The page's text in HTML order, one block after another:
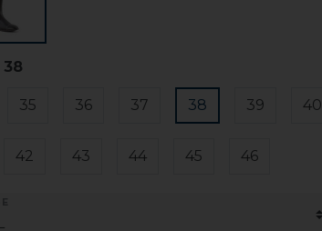
38
35 36 37 38 39 40
42 43 44 45 46